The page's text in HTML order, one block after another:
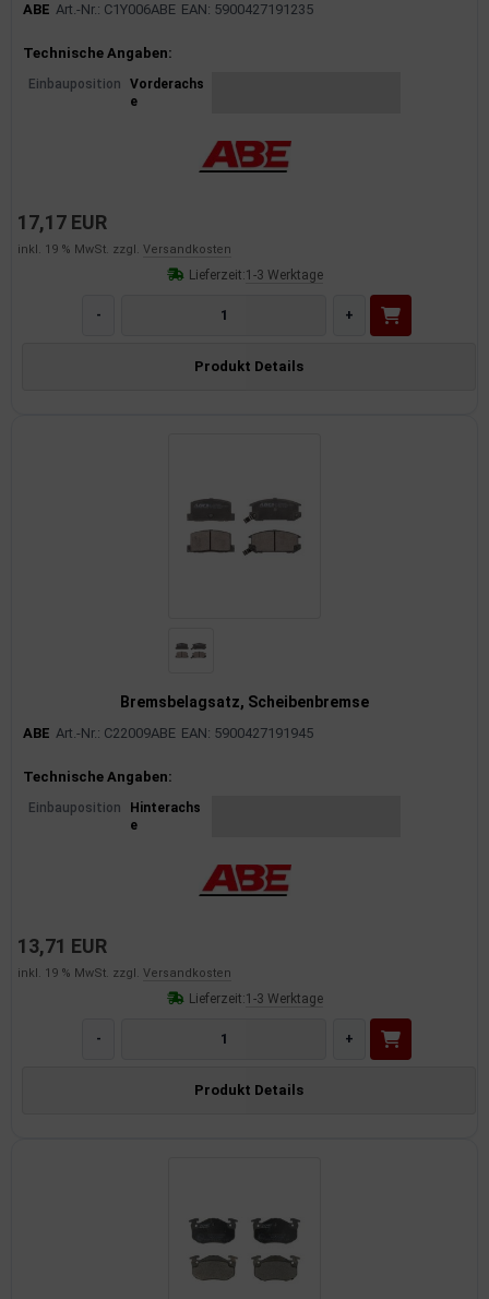
ABE Art.-Nr.: C1Y006ABE EAN: 5900427191235
Produktinformationen
Technische Angaben:
Einbauposition
Vorderachs
e
17,17 EUR
inkl. 19 % MwSt. zzgl. Versandkosten
Lieferzeit:1-3 Werktage
- +
Produkt Details
Bremsbelagsatz, Scheibenbremse
ABE Art.-Nr.: C22009ABE EAN: 5900427191945
Produktinformationen
Technische Angaben:
Einbauposition
Hinterachs
e
13,71 EUR
inkl. 19 % MwSt. zzgl. Versandkosten
Lieferzeit:1-3 Werktage
- +
Produkt Details